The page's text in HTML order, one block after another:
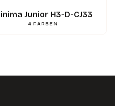
Junior H3-D-CJ33
4 FARBEN